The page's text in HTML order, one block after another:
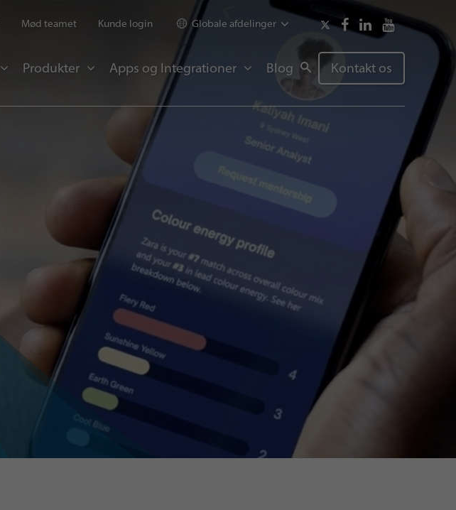
Mød teamet Kunde login Globale afdelinger
Produkter Apps og Integrationer Blog Kontakt os